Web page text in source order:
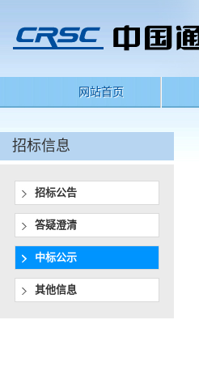
网站首页
招标信息
招标公告
答疑澄清
中标公示
其他信息